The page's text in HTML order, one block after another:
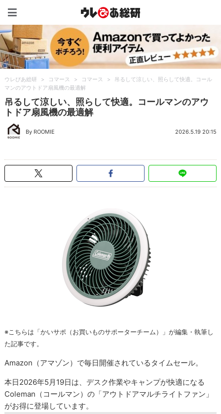
ウレぴあ総研 > コマース > コマース >
吊るして涼しい、照らして快適。コール
マンのアウトドア扇風機の最適解
吊るして涼しい、照らして快適。コールマンのアウ
トドア扇風機の最適解
By ROOMIE 2026.5.19 20:15
※こちらは「かいサポ（お買いものサポーターチーム）」が編集・執筆し
た記事です。
Amazon（アマゾン）で毎日開催されているタイムセール。
本日2026年5月19日は、デスク作業やキャンプが快適になる
Coleman（コールマン）の「アウトドアマルチライトファン」
がお得に登場しています。